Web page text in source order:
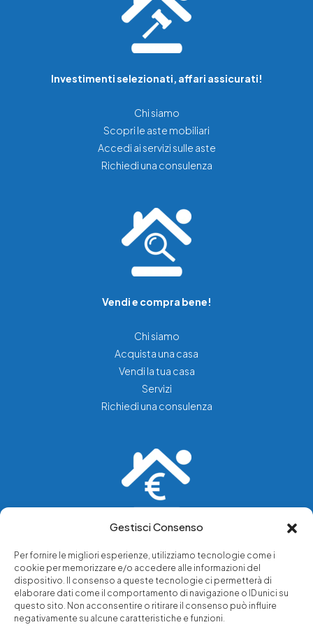
Gestisci Consenso
Per fornire le migliori esperienze, utilizziamo tecnologie come i
cookie per memorizzare e/o accedere alle informazioni del
dispositivo. Il consenso a queste tecnologie ci permetterà di
elaborare dati come il comportamento di navigazione o ID unici su
questo sito. Non acconsentire o ritirare il consenso può influire
negativamente su alcune caratteristiche e funzioni.
Investimenti selezionati, affari assicurati!
Chi siamo
Scopri le aste mobiliari
Accedi ai servizi sulle aste
Richiedi una consulenza
Vendi e compra bene!
Chi siamo
Acquista una casa
Vendi la tua casa
Servizi
Richiedi una consulenza
Chi siamo
Servizi di tutela legale
Notizie e approfondimenti